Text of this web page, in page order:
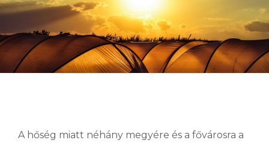
A hőség miatt néhány megyére és a fővárosra a